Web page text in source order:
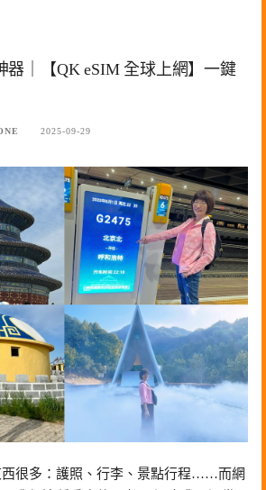
器｜【QK eSIM 全球上網】一鍵
2025-09-29
西很多：護照、行李、景點行程……而網